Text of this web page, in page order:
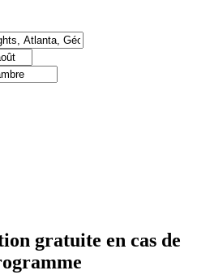
gratuite en cas de